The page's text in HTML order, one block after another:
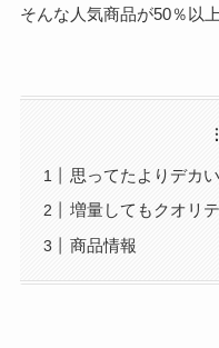
そんな人気商品が50％以
思ってたよりデカ
増量してもクオリ
商品情報